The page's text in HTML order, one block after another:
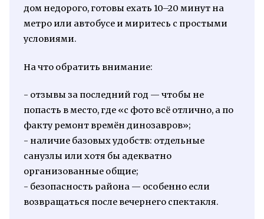
дом недорого, готовы ехать 10–20 минут на
метро или автобусе и миритесь с простыми
условиями.
На что обратить внимание:
- отзывы за последний год — чтобы не
попасть в место, где «с фото всё отлично, а по
факту ремонт времён динозавров»;
- наличие базовых удобств: отдельные
санузлы или хотя бы адекватно
организованные общие;
- безопасность района — особенно если
возвращаться после вечернего спектакля.